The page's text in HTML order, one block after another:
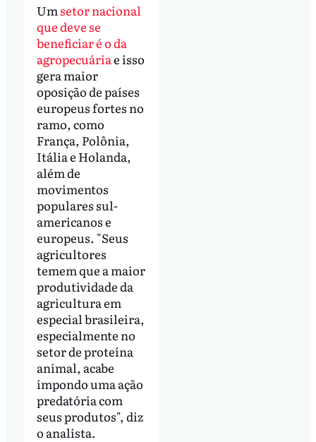
Um setor nacional
que deve se
beneficiar é o da
agropecuáriae isso
gera maior
oposição de países
europeus fortes no
ramo, como
França, Polônia,
Itália e Holanda,
além de
movimentos
populares sul-
americanos e
europeus. "Seus
agricultores
temem que a maior
produtividade da
agricultura em
especial brasileira,
especialmente no
setor de proteína
animal, acabe
impondo uma ação
predatória com
seus produtos", diz
o analista.